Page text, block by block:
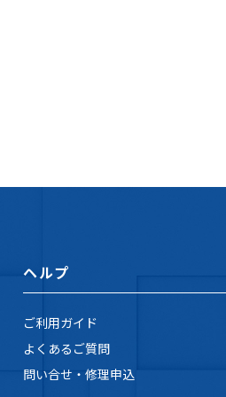
ヘルプ
ご利用ガイド
よくあるご質問
問い合せ・修理申込